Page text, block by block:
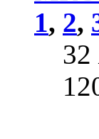
1, 2,
32